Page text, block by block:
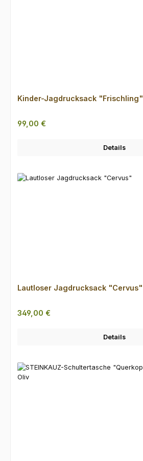
Kinder-Jagdrucksack "Frischling"
Regulärer Preis:
99,00 €
Details
Lautloser Jagdrucksack "Cervus"
Regulärer Preis:
349,00 €
Details